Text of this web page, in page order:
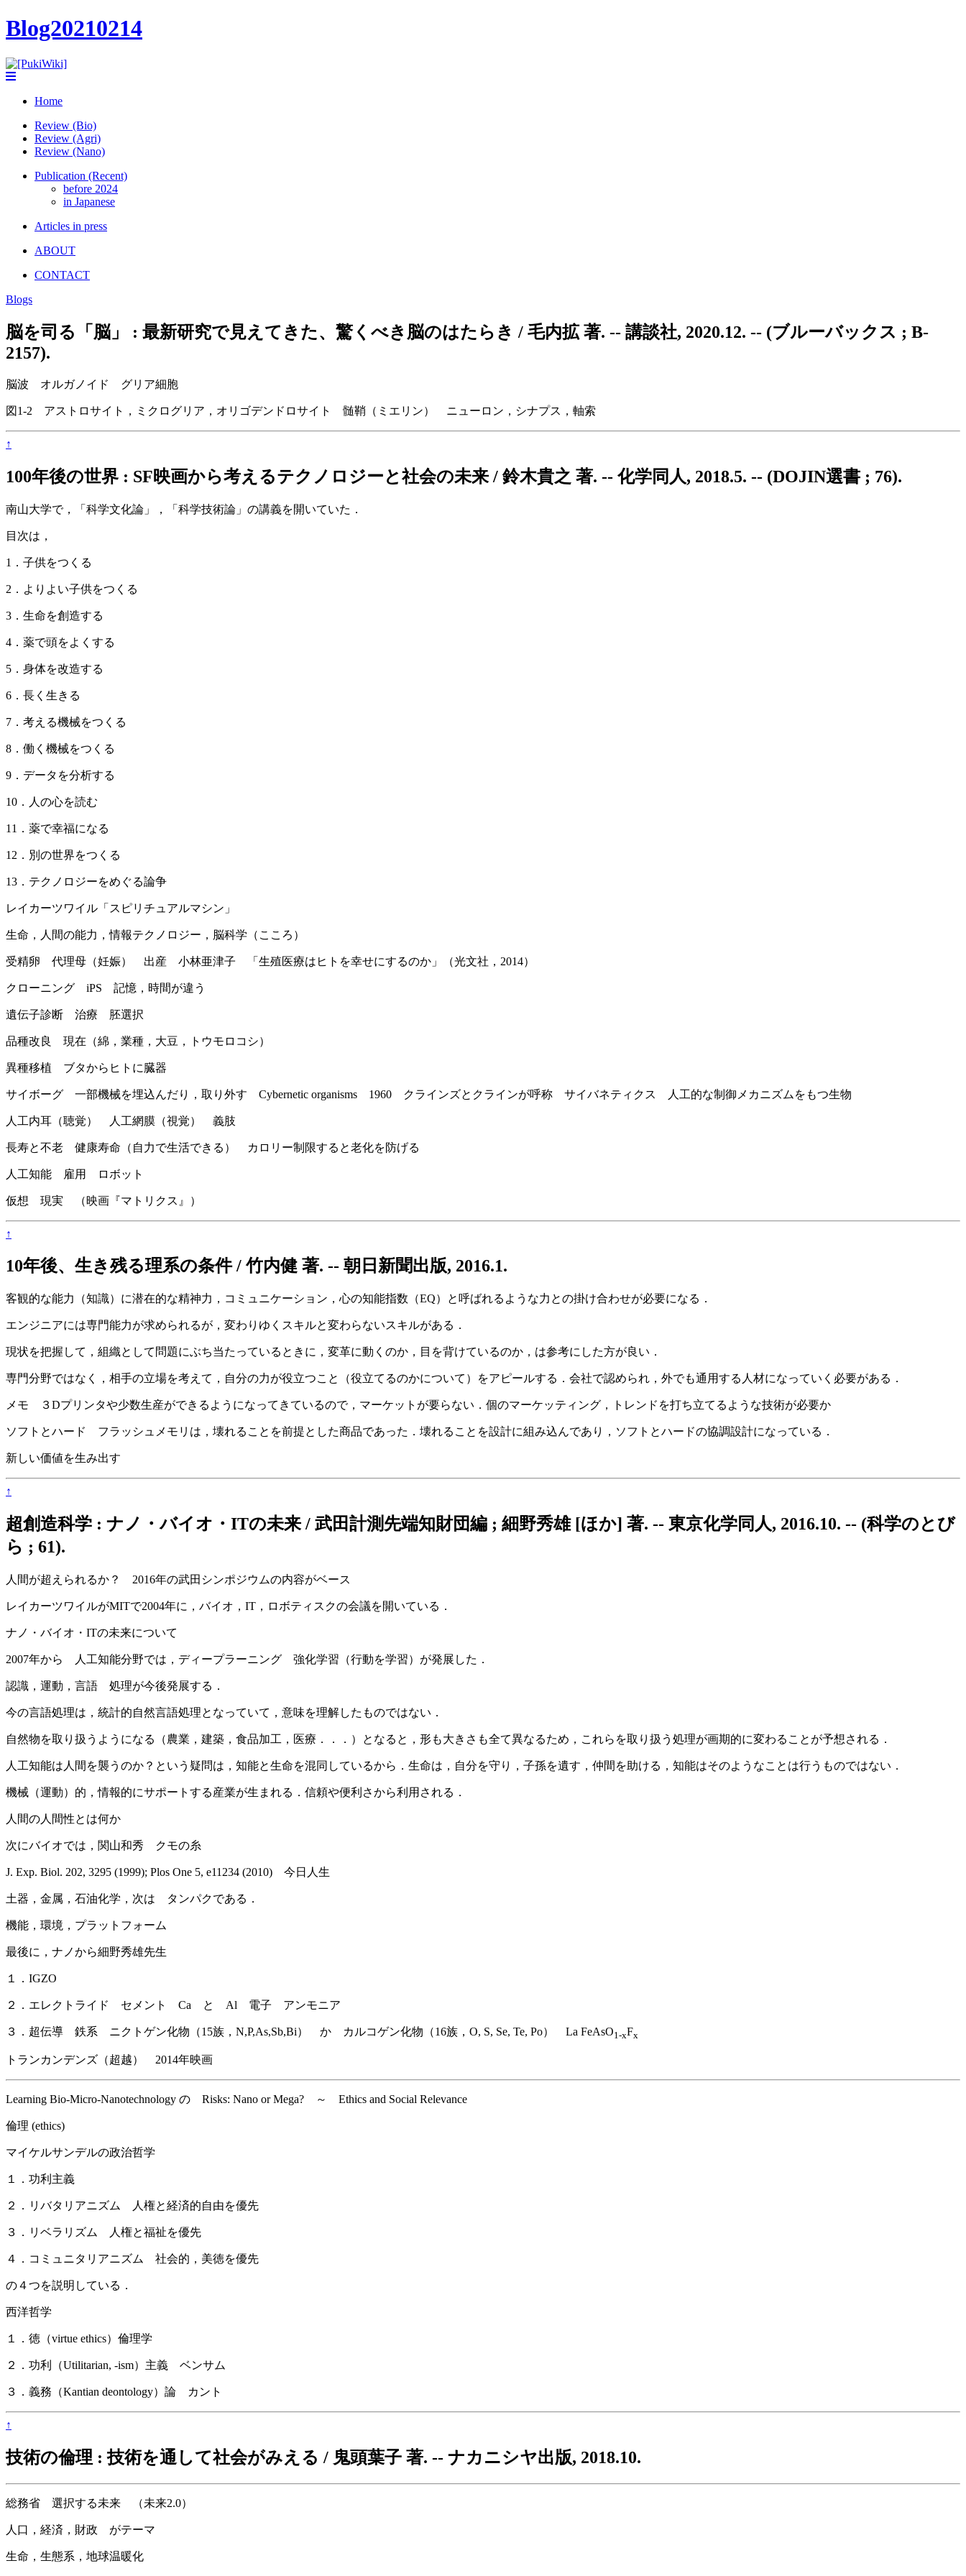
Blog20210214
Home
Review (Bio)
Review (Agri)
Review (Nano)
Publication (Recent)
before 2024
in Japanese
Articles in press
ABOUT
CONTACT
Blogs
脳を司る「脳」 : 最新研究で見えてきた、驚くべき脳のはたらき / 毛内拡 著. -- 講談社, 2020.12. -- (ブルーバックス ; B-
2157).
脳波 オルガノイド グリア細胞
図1-2 アストロサイト，ミクログリア，オリゴデンドロサイト 髄鞘（ミエリン） ニューロン，シナプス，軸索
↑
100年後の世界 : SF映画から考えるテクノロジーと社会の未来 / 鈴木貴之 著. -- 化学同人, 2018.5. -- (DOJIN選書 ; 76).
南山大学で，「科学文化論」，「科学技術論」の講義を開いていた．
目次は，
1．子供をつくる
2．よりよい子供をつくる
3．生命を創造する
4．薬で頭をよくする
5．身体を改造する
6．長く生きる
7．考える機械をつくる
8．働く機械をつくる
9．データを分析する
10．人の心を読む
11．薬で幸福になる
12．別の世界をつくる
13．テクノロジーをめぐる論争
レイカーツワイル「スピリチュアルマシン」
生命，人間の能力，情報テクノロジー，脳科学（こころ）
受精卵 代理母（妊娠） 出産 小林亜津子 「生殖医療はヒトを幸せにするのか」（光文社，2014）
クローニング iPS 記憶，時間が違う
遺伝子診断 治療 胚選択
品種改良 現在（綿，業種，大豆，トウモロコシ）
異種移植 ブタからヒトに臓器
サイボーグ 一部機械を埋込んだり，取り外す Cybernetic organisms 1960 クラインズとクラインが呼称 サイバネティクス 人工的な制御メカニズムをもつ生物
人工内耳（聴覚） 人工網膜（視覚） 義肢
長寿と不老 健康寿命（自力で生活できる） カロリー制限すると老化を防げる
人工知能 雇用 ロボット
仮想 現実 （映画『マトリクス』）
↑
10年後、生き残る理系の条件 / 竹内健 著. -- 朝日新聞出版, 2016.1.
客観的な能力（知識）に潜在的な精神力，コミュニケーション，心の知能指数（EQ）と呼ばれるような力との掛け合わせが必要になる．
エンジニアには専門能力が求められるが，変わりゆくスキルと変わらないスキルがある．
現状を把握して，組織として問題にぶち当たっているときに，変革に動くのか，目を背けているのか，は参考にした方が良い．
専門分野ではなく，相手の立場を考えて，自分の力が役立つこと（役立てるのかについて）をアピールする．会社で認められ，外でも通用する人材になっていく必要がある．
メモ ３Dプリンタや少数生産ができるようになってきているので，マーケットが要らない．個のマーケッティング，トレンドを打ち立てるような技術が必要か
ソフトとハード フラッシュメモリは，壊れることを前提とした商品であった．壊れることを設計に組み込んであり，ソフトとハードの協調設計になっている．
新しい価値を生み出す
↑
超創造科学 : ナノ・バイオ・ITの未来 / 武田計測先端知財団編 ; 細野秀雄 [ほか] 著. -- 東京化学同人, 2016.10. -- (科学のとび
ら ; 61).
人間が超えられるか？ 2016年の武田シンポジウムの内容がベース
レイカーツワイルがMITで2004年に，バイオ，IT，ロボティスクの会議を開いている．
ナノ・バイオ・ITの未来について
2007年から 人工知能分野では，ディープラーニング 強化学習（行動を学習）が発展した．
認識，運動，言語 処理が今後発展する．
今の言語処理は，統計的自然言語処理となっていて，意味を理解したものではない．
自然物を取り扱うようになる（農業，建築，食品加工，医療．．．）となると，形も大きさも全て異なるため，これらを取り扱う処理が画期的に変わることが予想される．
人工知能は人間を襲うのか？という疑問は，知能と生命を混同しているから．生命は，自分を守り，子孫を遺す，仲間を助ける，知能はそのようなことは行うものではない．
機械（運動）的，情報的にサポートする産業が生まれる．信頼や便利さから利用される．
人間の人間性とは何か
次にバイオでは，関山和秀 クモの糸
J. Exp. Biol. 202, 3295 (1999); Plos One 5, e11234 (2010) 今日人生
土器，金属，石油化学，次は タンパクである．
機能，環境，プラットフォーム
最後に，ナノから細野秀雄先生
１．IGZO
２．エレクトライド セメント Ca と Al 電子 アンモニア
３．超伝導 鉄系 ニクトゲン化物（15族，N,P,As,Sb,Bi） か カルコゲン化物（16族，O, S, Se, Te, Po） La FeAsO1-xFx
トランカンデンズ（超越） 2014年映画
Learning Bio-Micro-Nanotechnology の Risks: Nano or Mega? ～ Ethics and Social Relevance
倫理 (ethics)
マイケルサンデルの政治哲学
１．功利主義
２．リバタリアニズム 人権と経済的自由を優先
３．リベラリズム 人権と福祉を優先
４．コミュニタリアニズム 社会的，美徳を優先
の４つを説明している．
西洋哲学
１．徳（virtue ethics）倫理学
２．功利（Utilitarian, -ism）主義 ベンサム
３．義務（Kantian deontology）論 カント
↑
技術の倫理 : 技術を通して社会がみえる / 鬼頭葉子 著. -- ナカニシヤ出版, 2018.10.
総務省 選択する未来 （未来2.0）
人口，経済，財政 がテーマ
生命，生態系，地球温暖化